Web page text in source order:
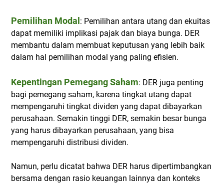
Pemilihan Modal: Pemilihan antara utang dan ekuitas
dapat memiliki implikasi pajak dan biaya bunga. DER
membantu dalam membuat keputusan yang lebih baik
dalam hal pemilihan modal yang paling efisien.
Kepentingan Pemegang Saham: DER juga penting
bagi pemegang saham, karena tingkat utang dapat
mempengaruhi tingkat dividen yang dapat dibayarkan
perusahaan. Semakin tinggi DER, semakin besar bunga
yang harus dibayarkan perusahaan, yang bisa
mempengaruhi distribusi dividen.
Namun, perlu dicatat bahwa DER harus dipertimbangkan
bersama dengan rasio keuangan lainnya dan konteks